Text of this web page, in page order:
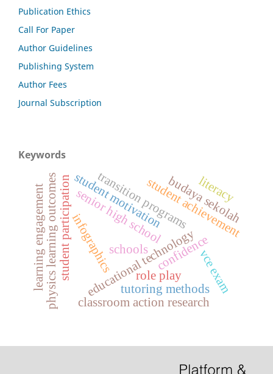
Publication Ethics
Call For Paper
Author Guidelines
Publishing System
Author Fees
Journal Subscription
Keywords
infographics
educational technology
student participation transition programsstudent achievement
senior high school
physics learning outcomes classroom action research
learning engagement student motivation
tutoring methods
role play
confidence
budaya sekolah
vce exam
schools
literacy